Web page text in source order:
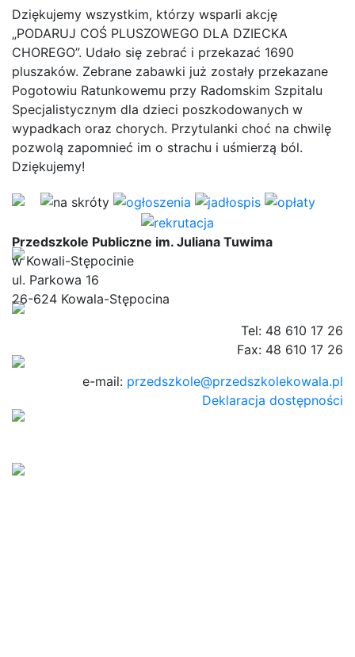
Dziękujemy wszystkim, którzy wsparli akcję
„PODARUJ COŚ PLUSZOWEGO DLA DZIECKA
CHOREGO”. Udało się zebrać i przekazać 1690
pluszaków. Zebrane zabawki już zostały przekazane
Pogotowiu Ratunkowemu przy Radomskim Szpitalu
Specjalistycznym dla dzieci poszkodowanych w
wypadkach oraz chorych. Przytulanki choć na chwilę
pozwolą zapomnieć im o strachu i uśmierzą ból.
Dziękujemy!
Przedszkole Publiczne im. Juliana Tuwima
w Kowali-Stępocinie
ul. Parkowa 16
26-624 Kowala-Stępocina
Tel: 48 610 17 26
Fax: 48 610 17 26
e-mail: przedszkole@przedszkolekowala.pl
Deklaracja dostępności